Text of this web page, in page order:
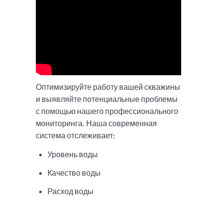
Оптимизируйте работу вашей скважины
и выявляйте потенциальные проблемы
с помощью нашего профессионального
мониторинга. Наша современная
система отслеживает:
Уровень воды
Качество воды
Расход воды